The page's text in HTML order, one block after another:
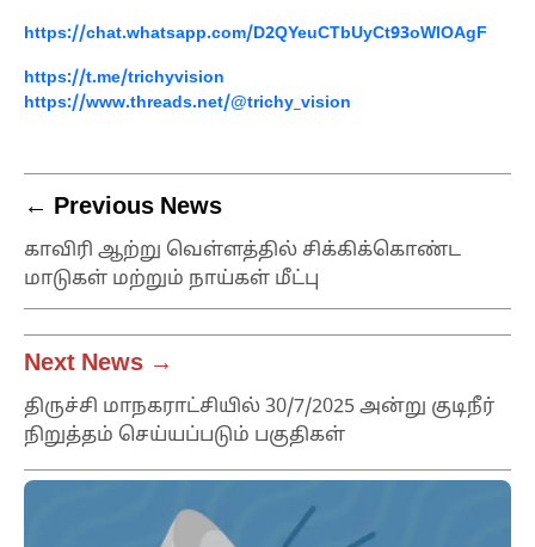
https://chat.whatsapp.com/D2QYeuCTbUyCt93oWlOAgF
https://t.me/trichyvision
https://www.threads.net/@trichy_vision
← Previous News
காவிரி ஆற்று வெள்ளத்தில் சிக்கிக்கொண்ட
மாடுகள் மற்றும் நாய்கள் மீட்பு
Next News →
திருச்சி மாநகராட்சியில் 30/7/2025 அன்று குடிநீர்
நிறுத்தம் செய்யப்படும் பகுதிகள்